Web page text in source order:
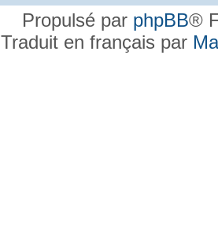
Propulsé par phpBB®
Traduit en français par